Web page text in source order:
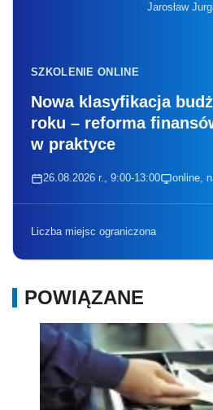
Jarosław
SZKOLENIE ONLINE
Nowa klasyfikacja
roku – reforma
w praktyce
26.08.2026 r., 9:00-13:00 online,
Liczba miejsc ograniczona
POWIĄZANE